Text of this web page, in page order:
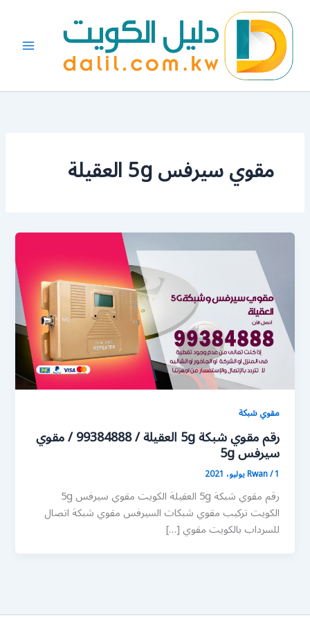
المحتوى
مقوي سيرفس 5g العقيلة
مقوي شبكة
رقم مقوي شبكة 5g العقيلة / 99384888 / مقوي
سيرفس 5g
Rwan/1 يوليو، 2021
رقم مقوي شبكة 5g العقيلة الكويت مقوي سيرفس 5g
الكويت تركيب مقوي شبكات السيرفس مقوي شبكة اتصال
للسرداب بالكويت مقوي […]